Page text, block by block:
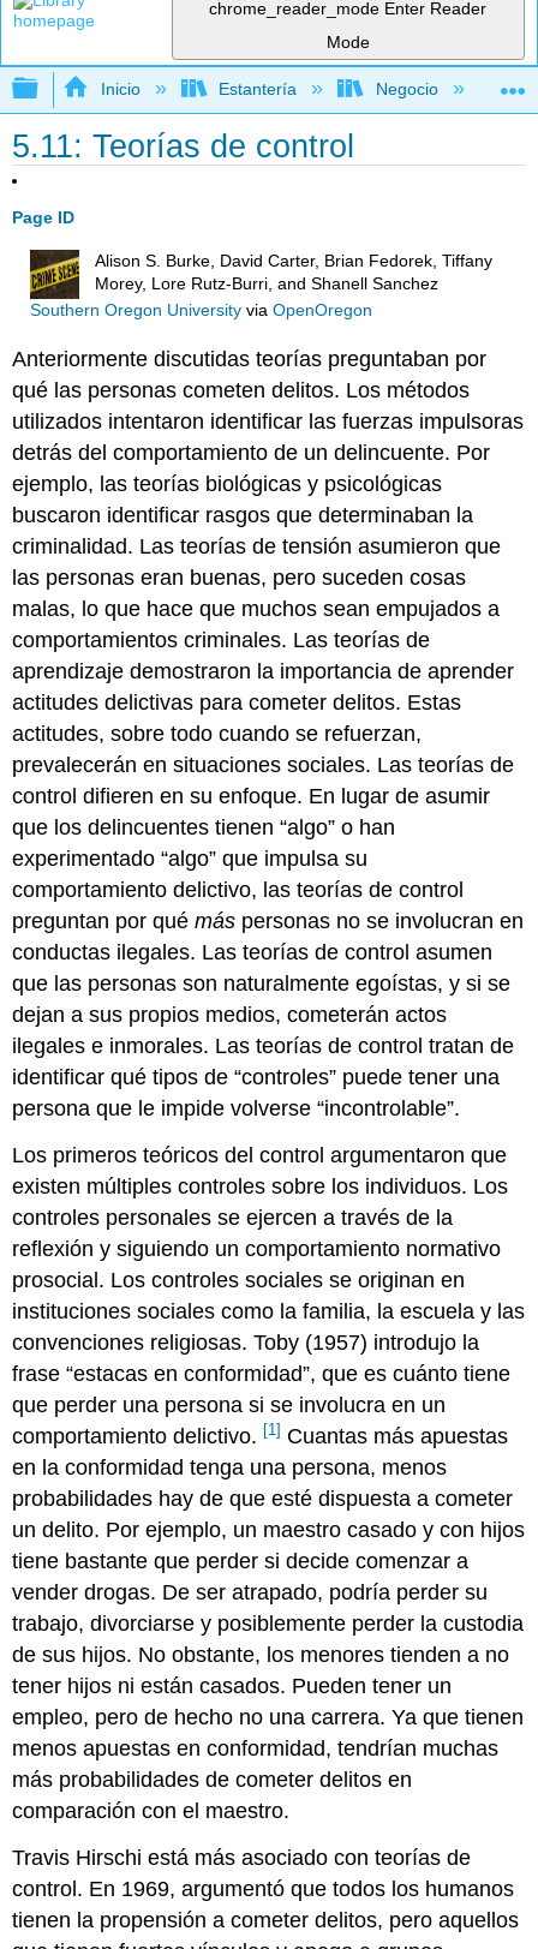
chrome_reader_mode Enter Reader
Mode
Expandir/contraer jerarquía global
Inicio Estantería Negocio
5.11: Teorías de control
Page ID
Alison S. Burke, David Carter, Brian Fedorek, Tiffany
Morey, Lore Rutz-Burri, and Shanell Sanchez
Southern Oregon Universityvia OpenOregon
Anteriormente discutidas teorías preguntaban por
qué las personas cometen delitos. Los métodos
utilizados intentaron identificar las fuerzas impulsoras
detrás del comportamiento de un delincuente. Por
ejemplo, las teorías biológicas y psicológicas
buscaron identificar rasgos que determinaban la
criminalidad. Las teorías de tensión asumieron que
las personas eran buenas, pero suceden cosas
malas, lo que hace que muchos sean empujados a
comportamientos criminales. Las teorías de
aprendizaje demostraron la importancia de aprender
actitudes delictivas para cometer delitos. Estas
actitudes, sobre todo cuando se refuerzan,
prevalecerán en situaciones sociales. Las teorías de
control difieren en su enfoque. En lugar de asumir
que los delincuentes tienen “algo” o han
experimentado “algo” que impulsa su
comportamiento delictivo, las teorías de control
preguntan por quémás personas no se involucran en
conductas ilegales. Las teorías de control asumen
que las personas son naturalmente egoístas, y si se
dejan a sus propios medios, cometerán actos
ilegales e inmorales. Las teorías de control tratan de
identificar qué tipos de “controles” puede tener una
persona que le impide volverse “incontrolable”.
Los primeros teóricos del control argumentaron que
existen múltiples controles sobre los individuos. Los
controles personales se ejercen a través de la
reflexión y siguiendo un comportamiento normativo
prosocial. Los controles sociales se originan en
instituciones sociales como la familia, la escuela y las
convenciones religiosas. Toby (1957) introdujo la
frase “estacas en conformidad”, que es cuánto tiene
que perder una persona si se involucra en un
comportamiento delictivo. [1] Cuantas más apuestas
en la conformidad tenga una persona, menos
probabilidades hay de que esté dispuesta a cometer
un delito. Por ejemplo, un maestro casado y con hijos
tiene bastante que perder si decide comenzar a
vender drogas. De ser atrapado, podría perder su
trabajo, divorciarse y posiblemente perder la custodia
de sus hijos. No obstante, los menores tienden a no
tener hijos ni están casados. Pueden tener un
empleo, pero de hecho no una carrera. Ya que tienen
menos apuestas en conformidad, tendrían muchas
más probabilidades de cometer delitos en
comparación con el maestro.
Travis Hirschi está más asociado con teorías de
control. En 1969, argumentó que todos los humanos
tienen la propensión a cometer delitos, pero aquellos